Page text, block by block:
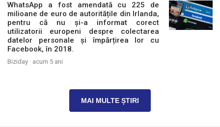
WhatsApp a fost amendată cu 225 de
milioane de euro de autoritățile din Irlanda,
pentru că nu și-a informat corect
utilizatorii europeni despre colectarea
datelor personale și împărțirea lor cu
Facebook, în 2018.
Biziday · acum 5 ani
MAI MULTE ȘTIRI